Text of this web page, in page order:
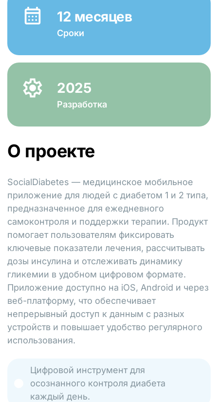
12 месяцев
Сроки
2025
Разработка
О проекте
SocialDiabetes — медицинское мобильное
приложение для людей с диабетом 1 и 2 типа,
предназначенное для ежедневного
самоконтроля и поддержки терапии. Продукт
помогает пользователям фиксировать
ключевые показатели лечения, рассчитывать
дозы инсулина и отслеживать динамику
гликемии в удобном цифровом формате.
Приложение доступно на iOS, Android и через
веб-платформу, что обеспечивает
непрерывный доступ к данным с разных
устройств и повышает удобство регулярного
использования.
Цифровой инструмент для
осознанного контроля диабета
каждый день.